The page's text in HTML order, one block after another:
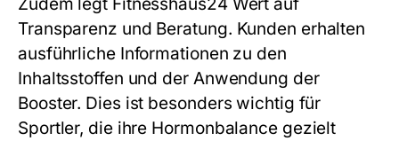
Transparenz und Beratung. Kunden erhalten
ausführliche Informationen zu den
Inhaltsstoffen und der Anwendung der
Booster. Dies ist besonders wichtig für
Sportler, die ihre Hormonbalance gezielt